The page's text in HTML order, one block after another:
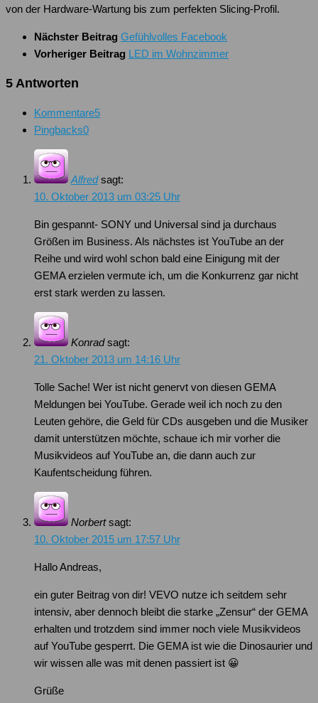
von der Hardware-Wartung bis zum perfekten Slicing-Profil.
Nächster Beitrag Gefühlvolles Facebook
Vorheriger Beitrag LED im Wohnzimmer
5 Antworten
Kommentare5
Pingbacks0
Alfred sagt:
10. Oktober 2013 um 03:25 Uhr
Bin gespannt- SONY und Universal sind ja durchaus
Größen im Business. Als nächstes ist YouTube an der
Reihe und wird wohl schon bald eine Einigung mit der
GEMA erzielen vermute ich, um die Konkurrenz gar nicht
erst stark werden zu lassen.
Konrad sagt:
21. Oktober 2013 um 14:16 Uhr
Tolle Sache! Wer ist nicht genervt von diesen GEMA
Meldungen bei YouTube. Gerade weil ich noch zu den
Leuten gehöre, die Geld für CDs ausgeben und die Musiker
damit unterstützen möchte, schaue ich mir vorher die
Musikvideos auf YouTube an, die dann auch zur
Kaufentscheidung führen.
Norbert sagt:
10. Oktober 2015 um 17:57 Uhr
Hallo Andreas,
ein guter Beitrag von dir! VEVO nutze ich seitdem sehr
intensiv, aber dennoch bleibt die starke „Zensur“ der GEMA
erhalten und trotzdem sind immer noch viele Musikvideos
auf YouTube gesperrt. Die GEMA ist wie die Dinosaurier und
wir wissen alle was mit denen passiert ist 😀
Grüße